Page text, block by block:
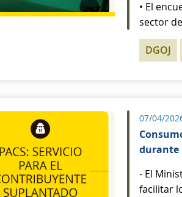
• El
sector
DGOJ
07/04/
durante
- El
facilitar